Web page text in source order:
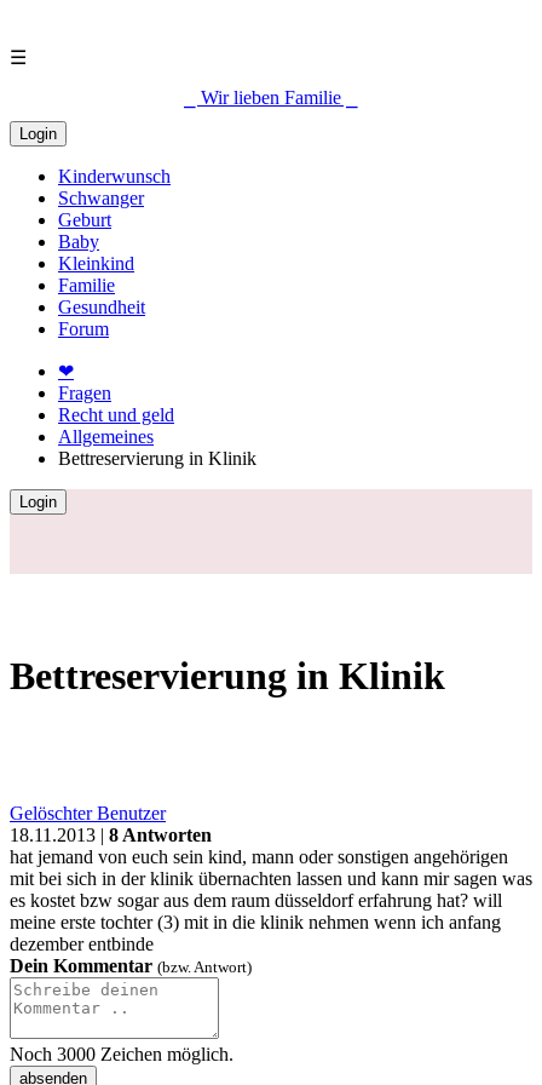
☰
⎯ Wir lieben Familie ⎯
Login
Kinderwunsch
Schwanger
Geburt
Baby
Kleinkind
Familie
Gesundheit
Forum
❤
Fragen
Recht und geld
Allgemeines
Bettreservierung in Klinik
Login